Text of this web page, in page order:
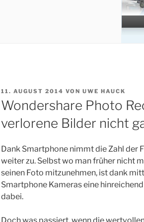
VERÖFFENTLICHT
AM
11. AUGUST 2014 VON UWE HAUCK
Wondershare Photo
verlorene Bilder nicht
Dank Smartphone nimmt die Zahl der
weiter zu. Selbst wo man früher nicht
seinen Foto mitzunehmen, ist dank
Smartphone Kameras eine
dabei.